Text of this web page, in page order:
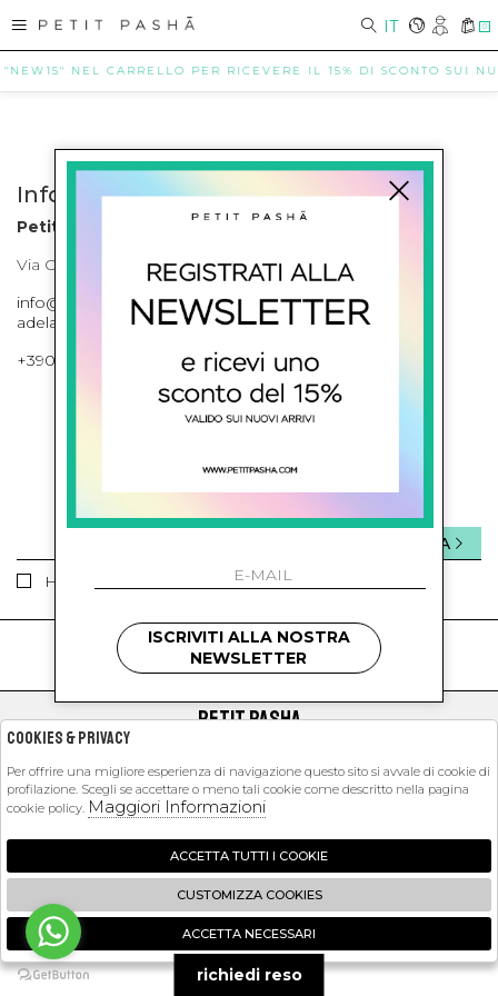
IT 0
NEL CARRELLO PER RICEVERE IL 15% DI SCONTO SUI
Info contatti
Petit Pasha
Via Cilea, 255 Napoli Corso Umberto I 301 Napoli
info@petitpasha.com, petitpasha@hotmail.it,
adelaide.petitpasha@hotmail.com
+39081643421 , +390812351280
ISCRIVITI ALLA NEWSLETTER
Ho letto ed accettato le condizioni sulla privacy.
INVIA
kids
PETIT PASHA
EXTRA
2026 Petit Pasha - P.iva : 09423341214 Powered by
Zucchetti
🍪
ISCRIVITI ALLA NOSTRA
NEWSLETTER
richiedi reso
Cookies & Privacy
Per offrire una migliore esperienza di navigazione questo sito si avvale di cookie di
profilazione. Scegli se accettare o meno tali cookie come descritto nella pagina
cookie policy. Maggiori Informazioni
ACCETTA TUTTI I COOKIE
CUSTOMIZZA COOKIES
ACCETTA NECESSARI